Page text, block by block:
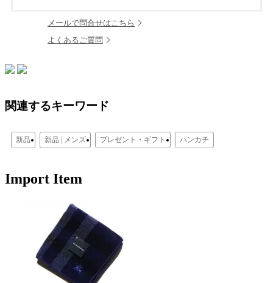
メールで問合せはこちら
よくあるご質問
関連するキーワード
新品 新品 | メンズ プレゼント・ギフト ハンカチ
Import Item